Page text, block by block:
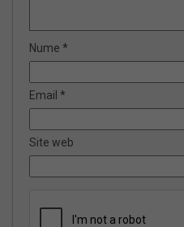
Nume *
Email *
Site web